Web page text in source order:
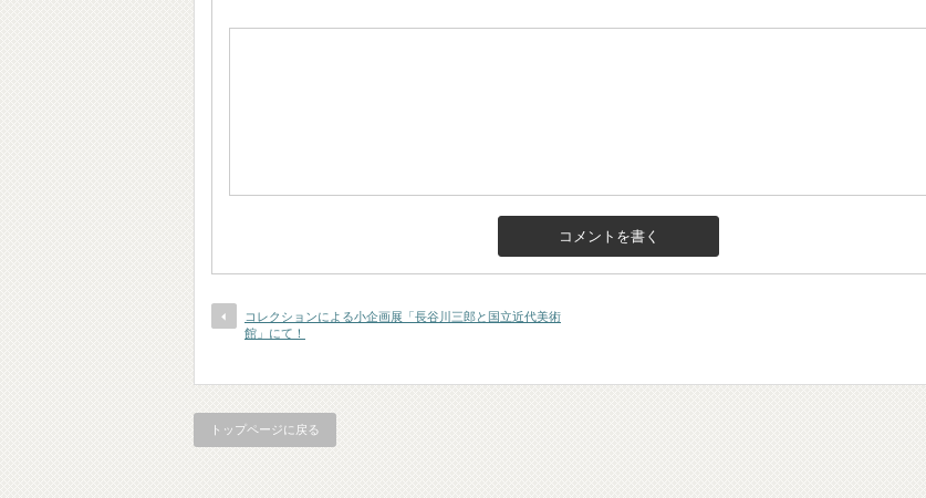
コレクションによる小企画展「長谷川三郎と国立近代美術
館」にて！
トップページに戻る